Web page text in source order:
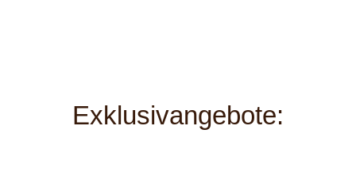
Exklusivangebote: